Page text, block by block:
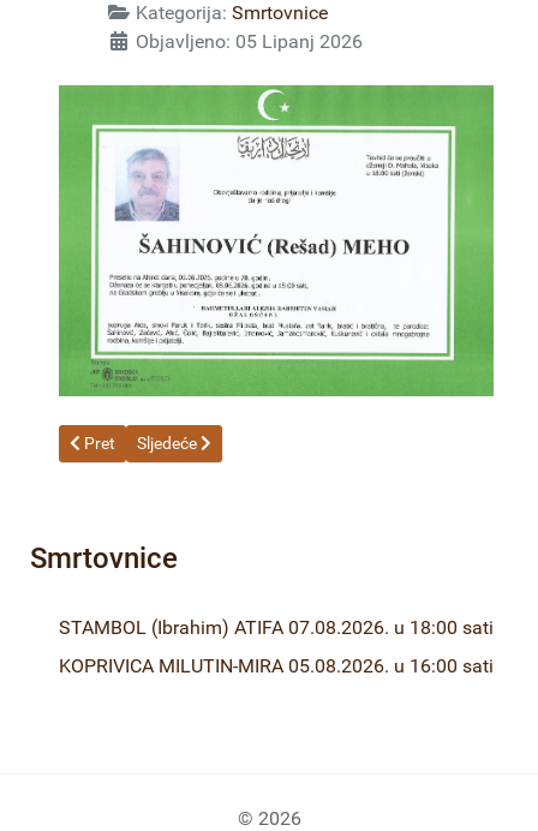
Kategorija: Smrtovnice
Objavljeno: 05 Lipanj 2026
Prethodni članak: ZGONJANIN (Slavko) MILENKO
Pret Sljedeći članak: FEJZIĆ (Mensur) MALIK 04.06.2026.
Sljedeće
Smrtovnice
STAMBOL (Ibrahim) ATIFA 07.08.2026. u 18:00 sati
KOPRIVICA MILUTIN-MIRA 05.08.2026. u 16:00 sati
© 2026